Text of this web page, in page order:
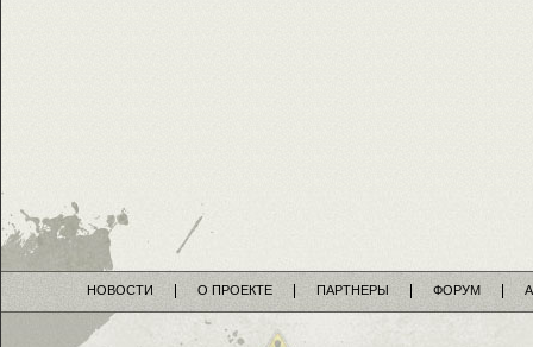
НОВОСТИ О ПРОЕКТЕ ПАРТНЕРЫ ФОРУМ